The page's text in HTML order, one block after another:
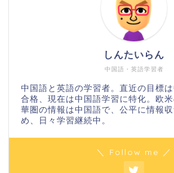
中国語・英語学習者
しんたいらん
中国語と英語の学習者。直近の目標
合格、現在は中国語学習に特化。欧
華圏の情報は中国語で、公平に情報
め、日々学習継続中。
＼ Follow me ／